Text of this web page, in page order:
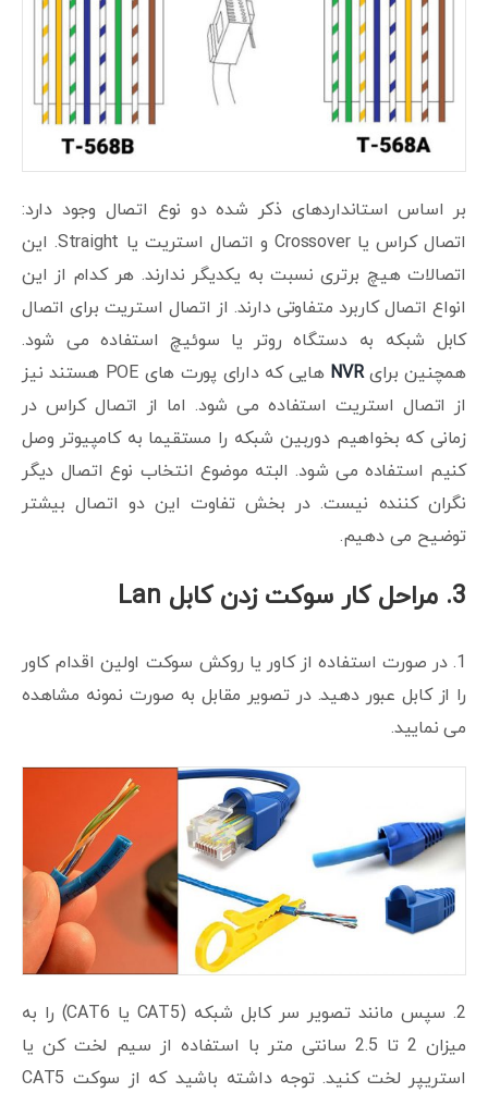
بر اساس استانداردهای ذکر شده دو نوع اتصال وجود دارد:
اتصال کراس یا Crossover و اتصال استریت یا Straight. این
اتصالات هیچ برتری نسبت به یکدیگر ندارند. هر کدام از این
انواع اتصال کاربرد متفاوتی دارند. از اتصال استریت برای اتصال
کابل شبکه به دستگاه روتر یا سوئیچ استفاده می شود.
همچنین برایNVR
هایی که دارای پورت های POE هستند نیز
از اتصال استریت استفاده می شود. اما از اتصال کراس در
زمانی که بخواهیم دوربین شبکه را مستقیما به کامپیوتر وصل
کنیم استفاده می شود. البته موضوع انتخاب نوع اتصال دیگر
نگران کننده نیست. در بخش تفاوت این دو اتصال بیشتر
توضیح می دهیم.
3. مراحل کار سوکت زدن کابل Lan
1. در صورت استفاده از کاور یا روکش سوکت اولین اقدام کاور
را از کابل عبور دهید. در تصویر مقابل به صورت نمونه مشاهده
می نمایید.
2. سپس مانند تصویر سر کابل شبکه (CAT5 یا CAT6) را به
میزان 2 تا 2.5 سانتی متر با استفاده از سیم لخت کن یا
استریپر لخت کنید. توجه داشته باشید که از سوکت CAT5